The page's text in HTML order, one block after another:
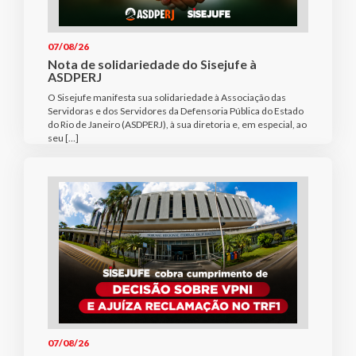
07/08/26
Nota de solidariedade do Sisejufe à
ASDPERJ
O Sisejufe manifesta sua solidariedade à Associação das
Servidoras e dos Servidores da Defensoria Pública do Estado
do Rio de Janeiro (ASDPERJ), à sua diretoria e, em especial, ao
seu […]
07/08/26